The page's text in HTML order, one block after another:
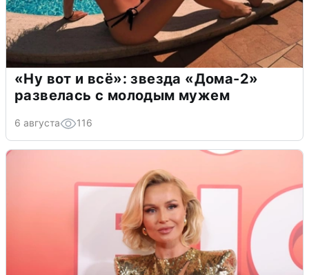
«Ну вот и всё»: звезда «Дома-2»
развелась с молодым мужем
6 августа 116